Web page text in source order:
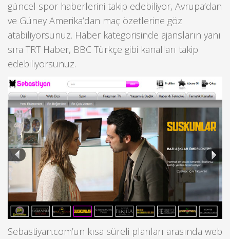
güncel spor haberlerini takip edebiliyor, Avrupa’dan
ve Güney Amerika’dan maç özetlerine göz
atabiliyorsunuz. Haber kategorisinde ajansların yanı
sıra TRT Haber, BBC Türkçe gibi kanalları takip
edebiliyorsunuz.
Sebastiyan.com’un kısa süreli planları arasında web